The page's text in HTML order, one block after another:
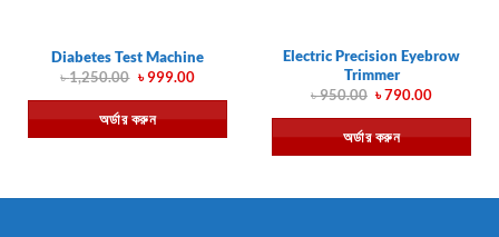
Diabetes Test Machine
৳1,250.00 Original
was:
৳ 1,250.00.
৳999.00Current
is:
৳ 999.00.
অর্ডার করুন
Electric Precision Eyebrow
Trimmer
৳950.00 Original
was:
৳ 950.00.
৳790.00Current
is:
৳ 790.00.
অর্ডার করুন